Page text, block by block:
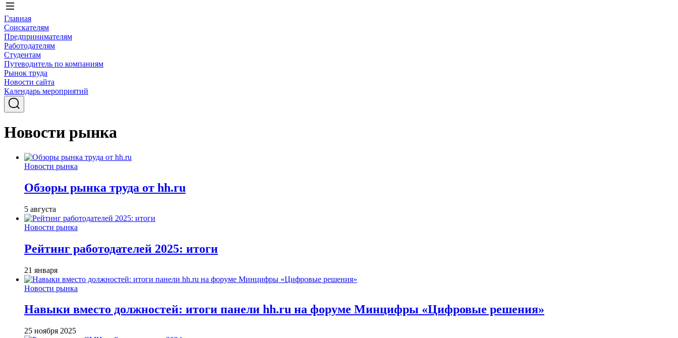
Главная
Соискателям
Предпринимателям
Работодателям
Студентам
Путеводитель по компаниям
Рынок труда
Новости сайта
Календарь мероприятий
Новости рынка
Новости рынка
Обзоры рынка труда от hh.ru
5 августа
Новости рынка
Рейтинг работодателей 2025: итоги
21 января
Новости рынка
Навыки вместо должностей: итоги панели hh.ru на форуме Минцифры «Цифровые решения»
25 ноября 2025